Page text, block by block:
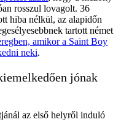
rosszul lovagolt. 36
hiba nélkül, az alapidőn
tartott német
amikor a Saint Boy
neki.
jónak
az első helyről induló